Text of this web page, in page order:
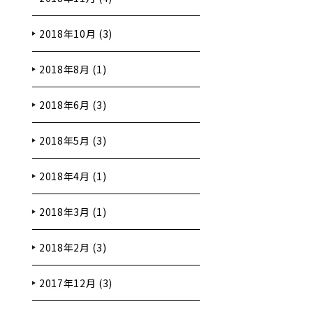
2018年10月 (3)
2018年8月 (1)
2018年6月 (3)
2018年5月 (3)
2018年4月 (1)
2018年3月 (1)
2018年2月 (3)
2017年12月 (3)